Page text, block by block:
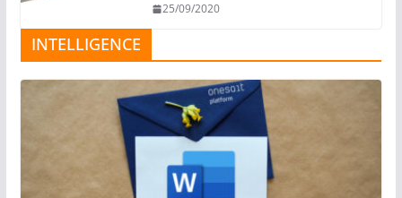
25/09/2020
INTELLIGENCE